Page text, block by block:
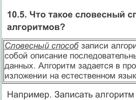
10.5. Что такое словесный
алгоритмов?
Словесный способзаписи
собой описание
данных. Алгоритм задается в
изложении на естественном
Например. Записать